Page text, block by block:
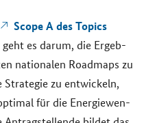
ScopeA desTopics
geht es darum, die Er­geb­
na­tio­na­len Roadmaps zu
zu ent­wi­ckeln,
für die En­er­gie­wen­